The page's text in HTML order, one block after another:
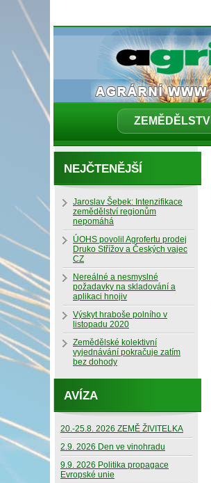
ZEMĚDĚLSTVÍ
NEJČTENĚJŠÍ
Jaroslav Šebek: Intenzifikace
zemědělství regionům
nepomáhá
ÚOHS povolil Agrofertu prodej
Druko Střížov a Českých vajec
CZ
Nereálné a nesmyslné
požadavky na skladování a
aplikaci hnojiv
Výskyt hraboše polního v
listopadu 2020
Zemědělské kolektivní
vyjednávání pokračuje zatím
bez dohody
AVÍZA
20.-25.8. 2026 ZEMĚ ŽIVITELKA
2.9. 2026 Den ve vinohradu
9.9. 2026 Politika propagace
Evropské unie